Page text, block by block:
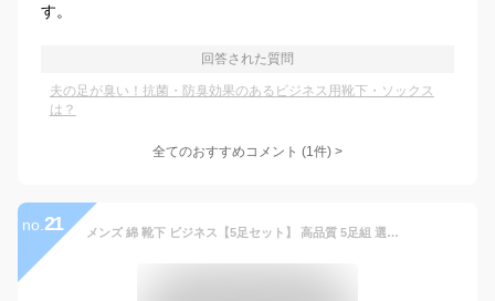
す。
回答された質問
夫の足が臭い！抗菌・防臭効果のあるビジネス用靴下・ソックス
は？
全てのおすすめコメント (1件) >
no. 21 メンズ 綿 靴下 ビジネス【5足セット】 高品質 5足組 選べる6種類 送料無料 抗菌 防臭 吸水速乾 紳士用 メンズ 靴下セット ソックス 24-28cm 春 夏 秋 動画あり 送料無料